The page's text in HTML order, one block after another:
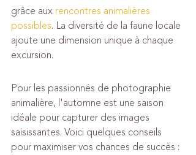
grâce aux rencontres animalières
possibles. La diversité de la faune locale
ajoute une dimension unique à chaque
excursion.
Pour les passionnés de photographie
animalière, l'automne est une saison
idéale pour capturer des images
saisissantes. Voici quelques conseils
pour maximiser vos chances de succès :